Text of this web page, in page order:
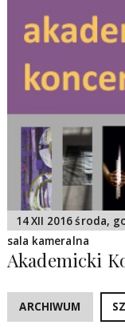
14 XII 2016 środa,
sala kameralna
Akademicki
ARCHIWUM